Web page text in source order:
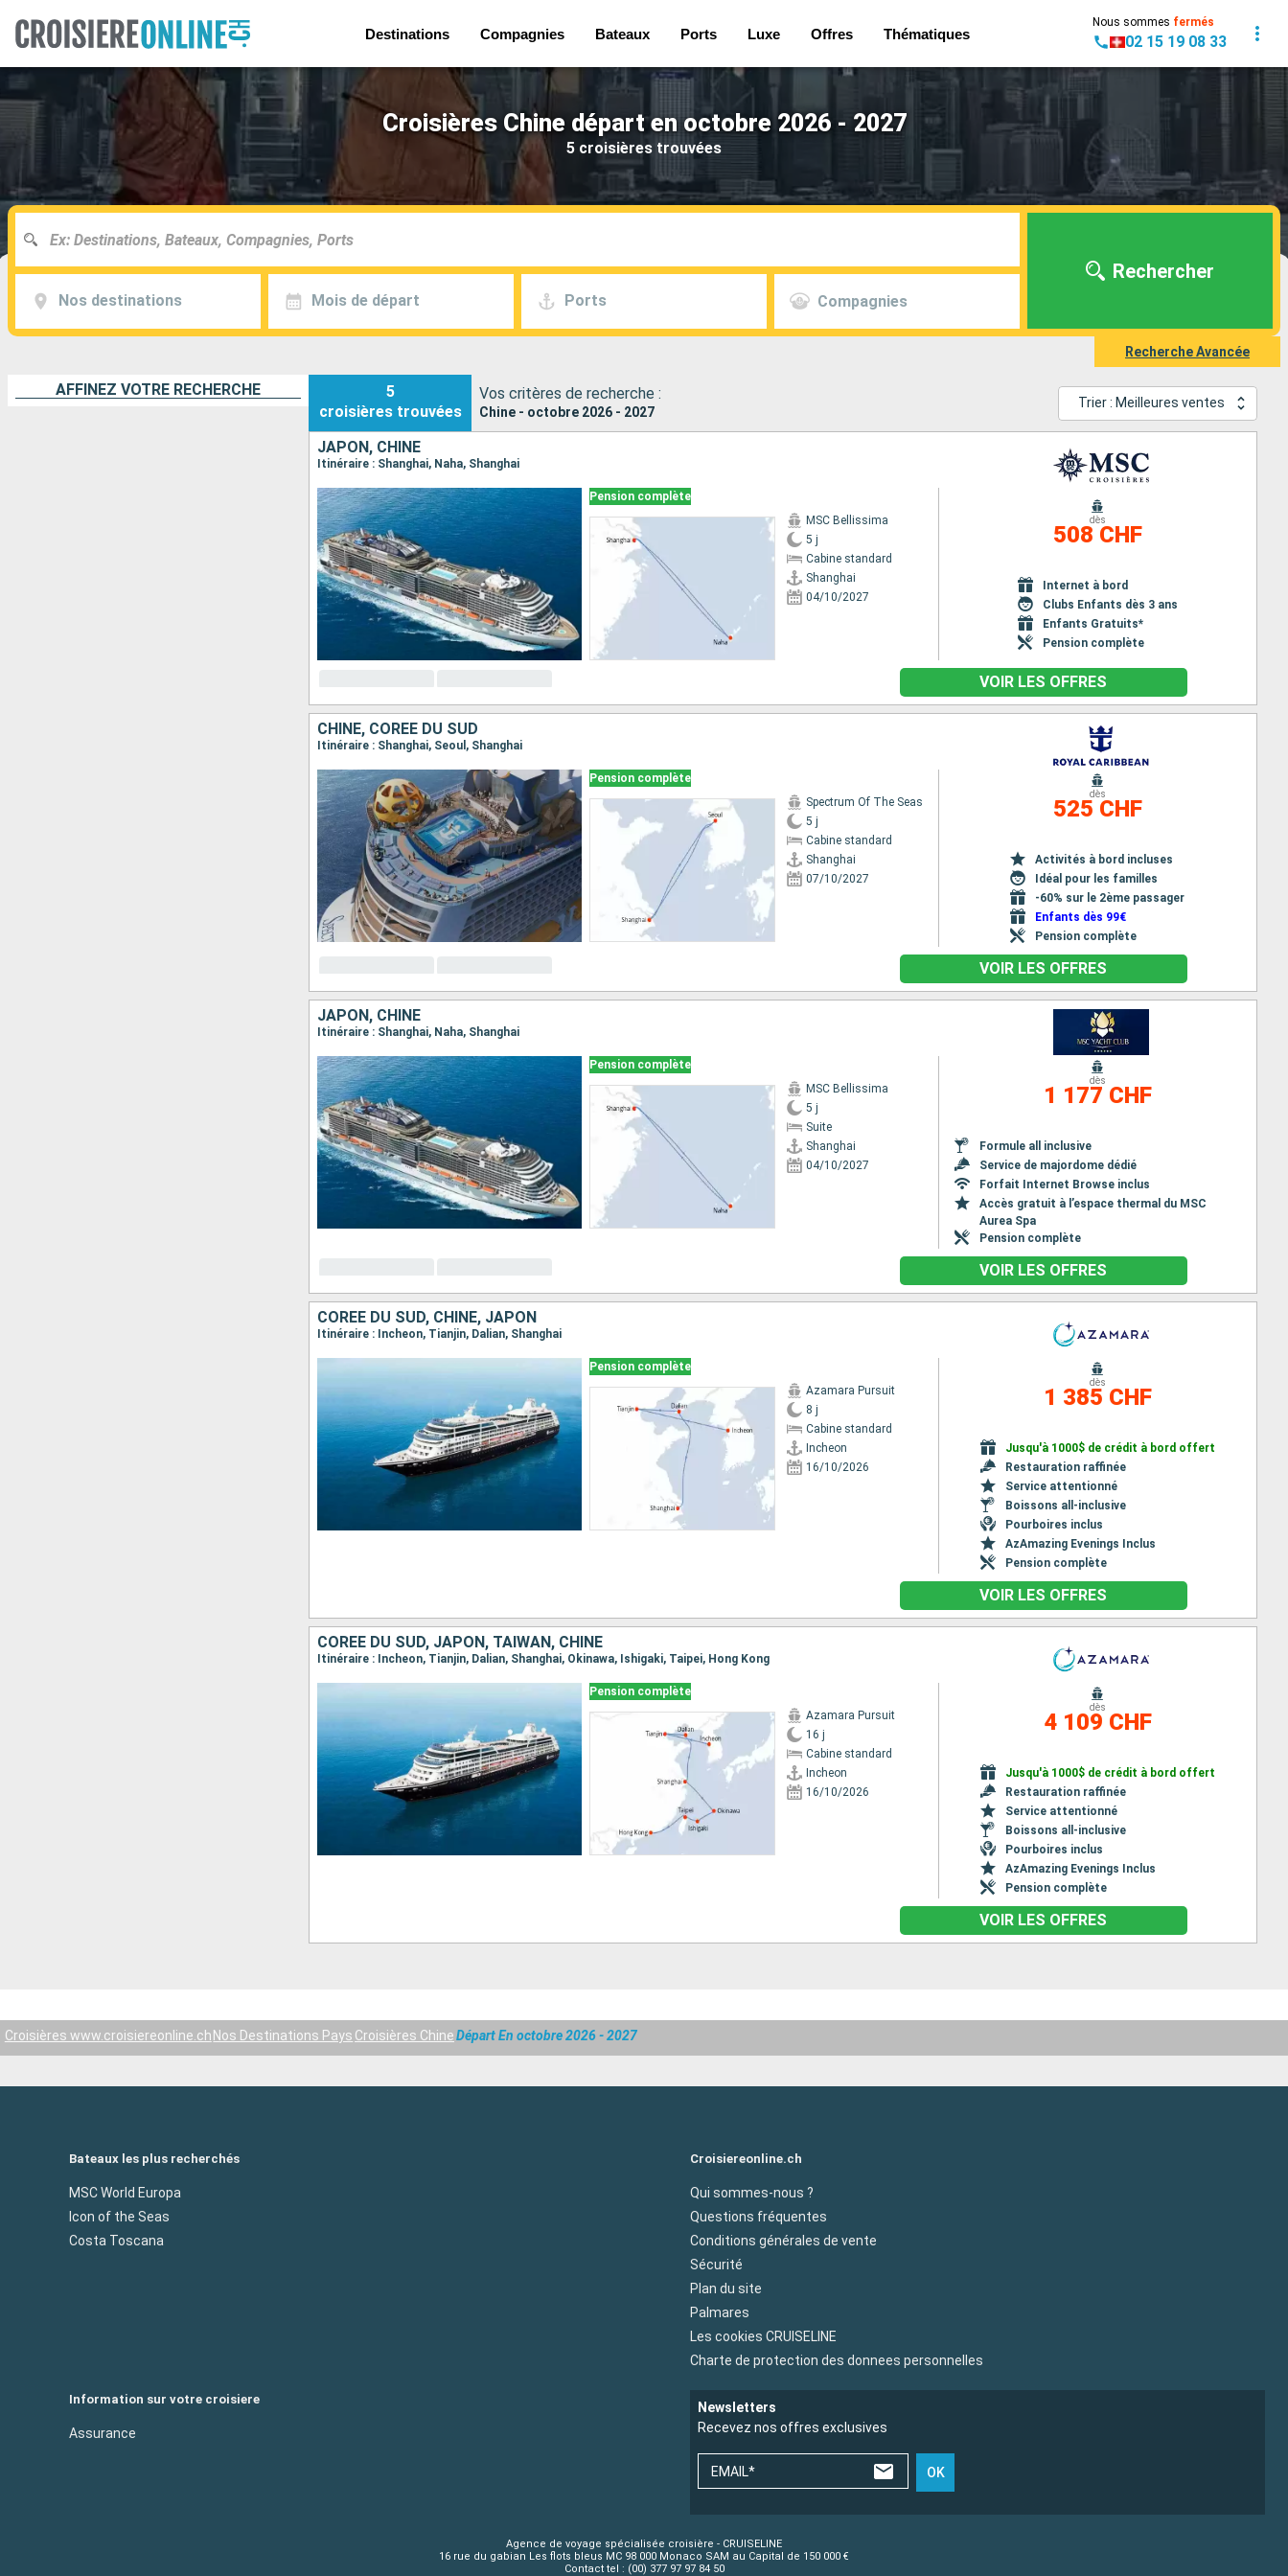
Destinations Compagnies Bateaux Ports Luxe Offres Thématiques
Nous sommes fermés
02 15 19 08 33
Croisières Chine départ en octobre 2026 - 2027
5 croisières trouvées
Nos destinations Mois de départ Ports Compagnies
Rechercher
Recherche Avancée
AFFINEZ VOTRE RECHERCHE
5
croisières trouvées
Vos critères de recherche :
Chine - octobre 2026 - 2027
Trier : Meilleures ventes
JAPON, CHINE
Itinéraire : Shanghai, Naha, Shanghai
Pension complète
MSC Bellissima
5 j
Cabine standard
Shanghai
04/10/2027
dès
508 CHF
Internet à bord
Clubs Enfants dès 3 ans
Enfants Gratuits*
Pension complète
VOIR LES OFFRES
CHINE, CORÉE DU SUD
Itinéraire : Shanghai, Seoul, Shanghai
Pension complète
Spectrum Of The Seas
5 j
Cabine standard
Shanghai
07/10/2027
dès
525 CHF
Activités à bord incluses
Idéal pour les familles
-60% sur le 2ème passager
Enfants dès 99€
Pension complète
VOIR LES OFFRES
JAPON, CHINE
Itinéraire : Shanghai, Naha, Shanghai
Pension complète
MSC Bellissima
5 j
Suite
Shanghai
04/10/2027
dès
1 177 CHF
Formule all inclusive
Service de majordome dédié
Forfait Internet Browse inclus
Accès gratuit à l’espace thermal du MSC
Aurea Spa
Pension complète
VOIR LES OFFRES
CORÉE DU SUD, CHINE, JAPON
Itinéraire : Incheon, Tianjin, Dalian, Shanghai
Pension complète
Azamara Pursuit
8 j
Cabine standard
Incheon
16/10/2026
dès
1 385 CHF
Jusqu'à 1000$ de crédit à bord offert
Restauration raffinée
Service attentionné
Boissons all-inclusive
Pourboires inclus
AzAmazing Evenings Inclus
Pension complète
VOIR LES OFFRES
CORÉE DU SUD, JAPON, TAÏWAN, CHINE
Itinéraire : Incheon, Tianjin, Dalian, Shanghai, Okinawa, Ishigaki, Taipei, Hong Kong
Pension complète
Azamara Pursuit
16 j
Cabine standard
Incheon
16/10/2026
dès
4 109 CHF
Jusqu'à 1000$ de crédit à bord offert
Restauration raffinée
Service attentionné
Boissons all-inclusive
Pourboires inclus
AzAmazing Evenings Inclus
Pension complète
VOIR LES OFFRES
Croisières www.croisiereonline.ch Nos Destinations Pays Croisières ChineDépart En octobre 2026 - 2027
Bateaux les plus recherchés
MSC World Europa
Icon of the Seas
Costa Toscana
Croisiereonline.ch
Qui sommes-nous ?
Questions fréquentes
Conditions générales de vente
Sécurité
Plan du site
Palmares
Les cookies CRUISELINE
Charte de protection des donnees personnelles
Information sur votre croisiere
Assurance
Newsletters
Recevez nos offres exclusives
EMAIL* OK
Agence de voyage spécialisée croisière - CRUISELINE
16 rue du gabian Les flots bleus MC 98 000 Monaco SAM au Capital de 150 000 €
Contact tel : (00) 377 97 97 84 50